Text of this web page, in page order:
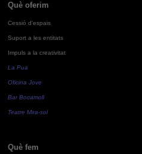
Què oferim
Cessió d'espais
Suport a les entitats
Impuls a la creativitat
La Pua
Oficina Jove
Bar Bocamoll
Teatre Mira-sol
Què fem